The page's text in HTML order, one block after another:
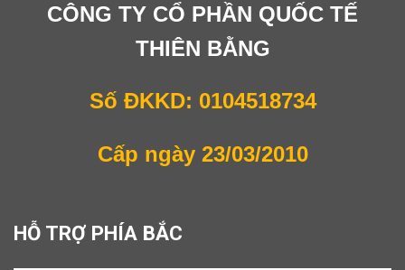
CÔNG TY CỔ PHẦN QUỐC TẾ
THIÊN BẰNG
Số ĐKKD: 0104518734
Cấp ngày 23/03/2010
HỖ TRỢ PHÍA BẮC